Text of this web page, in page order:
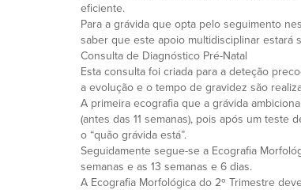
eficiente.
Para a grávida que opta pelo seguimento
saber que este apoio multidisciplinar estará
Consulta de Diagnóstico Pré-Natal
Esta consulta foi criada para a deteção
a evolução e o tempo de gravidez são
A primeira ecografia que a grávida
(antes das 11 semanas), pois após um
o “quão grávida está”.
Seguidamente segue-se a Ecografia
semanas e as 13 semanas e 6 dias.
A Ecografia Morfológica do 2º Trimestre